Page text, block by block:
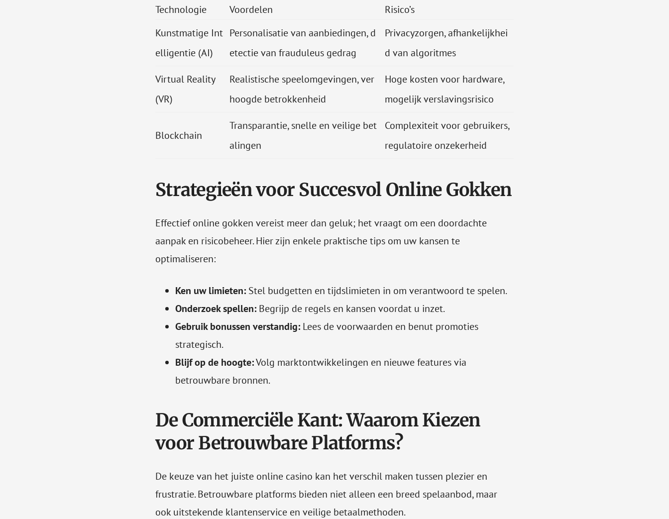
Technologie Voordelen
Risico’s
Kunstmatige Int
elligentie (AI)
Personalisatie van aanbiedingen, d
etectie van frauduleus gedrag
Privacyzorgen, afhankelijkhei
d van algoritmes
Virtual Reality
(VR)
Realistische speelomgevingen, ver
hoogde betrokkenheid
Hoge kosten voor hardware,
mogelijk verslavingsrisico
Blockchain
Transparantie, snelle en veilige bet
alingen
Complexiteit voor gebruikers,
regulatoire onzekerheid
Strategieën voor Succesvol Online Gokken
Effectief online gokken vereist meer dan geluk; het vraagt om een doordachte
aanpak en risicobeheer. Hier zijn enkele praktische tips om uw kansen te
optimaliseren:
Ken uw limieten: Stel budgetten en tijdslimieten in om verantwoord te spelen.
Onderzoek spellen: Begrijp de regels en kansen voordat u inzet.
Gebruik bonussen verstandig: Lees de voorwaarden en benut promoties
strategisch.
Blijf op de hoogte:Volg marktontwikkelingen en nieuwe features via
betrouwbare bronnen.
De Commerciële Kant: Waarom Kiezen
voor Betrouwbare Platforms?
De keuze van het juiste online casino kan het verschil maken tussen plezier en
frustratie. Betrouwbare platforms bieden niet alleen een breed spelaanbod, maar
ook uitstekende klantenservice en veilige betaalmethoden.